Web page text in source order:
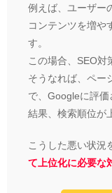
例えば、ユーザー
コンテンツを増や
す。
この場合、SEO対
そうなれば、ペー
で、Googleに評価
結果、検索順位が
こうした悪い状況
て上位化に必要な